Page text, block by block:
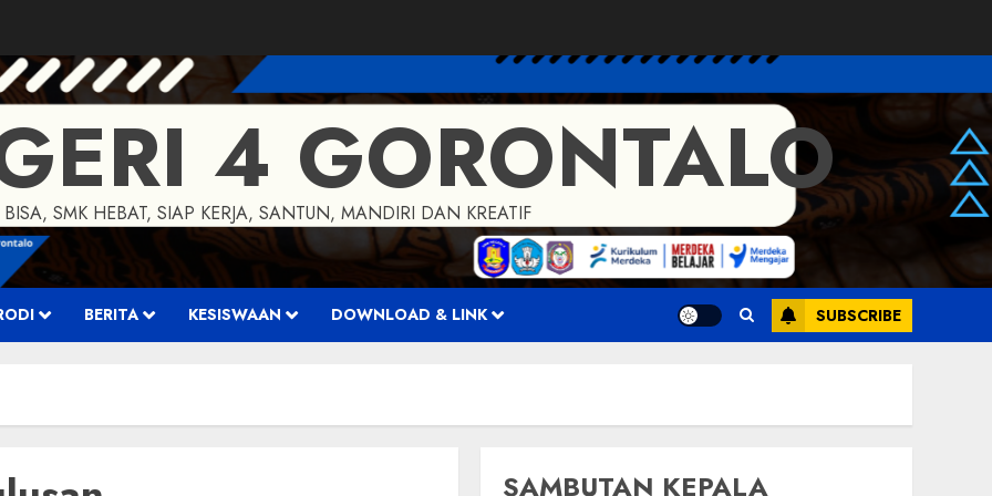
4 GORONTALO
BISA, SMK HEBAT, SIAP KERJA, SANTUN, MANDIRI DAN KREATIF
BERITA KESISWAAN DOWNLOAD & LINK SUBSCRIBE
SAMBUTAN KEPALA